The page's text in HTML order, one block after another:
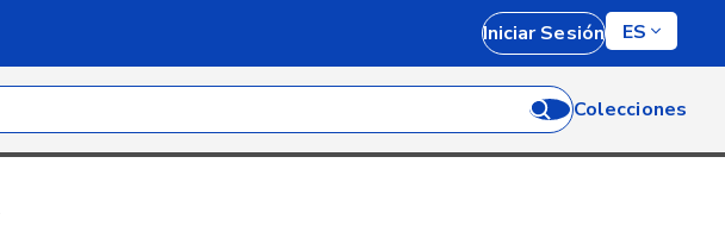
Iniciar Sesión ES
Colecciones